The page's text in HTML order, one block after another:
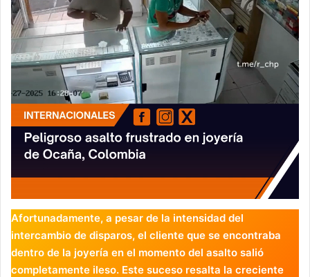
Afortunadamente, a pesar de la intensidad del
intercambio de disparos, el cliente que se encontraba
dentro de la joyería en el momento del asalto salió
completamente ileso. Este suceso resalta la creciente